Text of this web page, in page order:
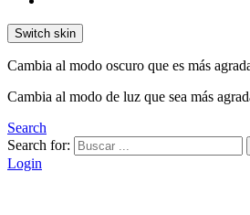
Switch skin
Cambia al modo oscuro que es más
Cambia al modo de luz que sea más
Search
Search for:
Login